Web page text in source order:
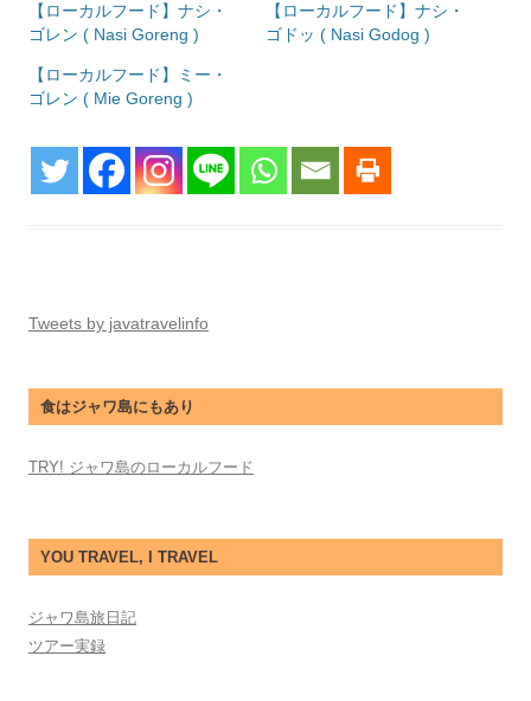
【ローカルフード】ナシ・
ゴレン ( Nasi Goreng )
【ローカルフード】ナシ・
ゴドッ ( Nasi Godog )
【ローカルフード】ミー・
ゴレン ( Mie Goreng )
Tweets by javatravelinfo
食はジャワ島にもあり
TRY! ジャワ島のローカルフード
YOU TRAVEL, I TRAVEL
ジャワ島旅日記
ツアー実録